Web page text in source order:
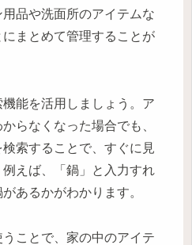
品や洗面所のアイテムな
まとめて管理することが
能を活用しましょう。ア
らなくなった場合でも、
索することで、すぐに見
えば、「鍋」と入力すれ
あるかがわかります。
ことで、家の中のアイテ